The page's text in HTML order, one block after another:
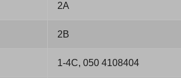
2A
2B
1-4C, 050 4108404